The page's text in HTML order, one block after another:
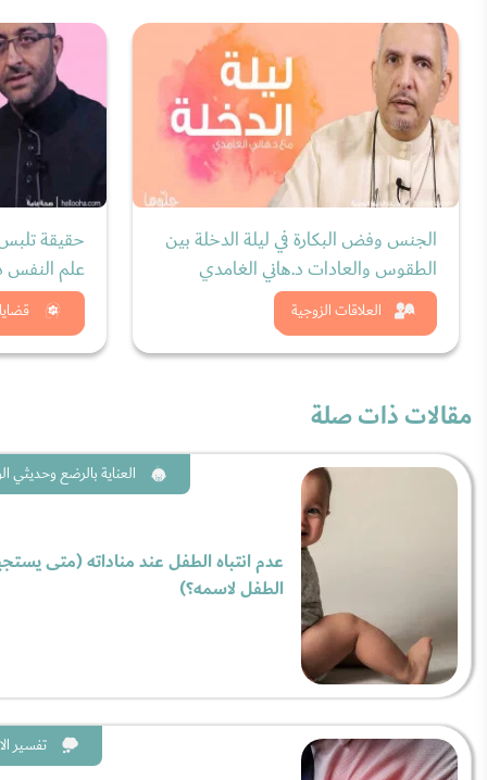
العلاقات الزوجية
الجنس وفض البكارة في ليلة الدخلة بين
الطقوس والعادات د.هاني الغامدي
شاهد الان
حقيقة
علم النفس
مقالات ذات صلة
العناية بالرضع وحديثي
عدم انتباه الطفل عند مناداته (متى
الطفل لاسمه؟)
تفسير